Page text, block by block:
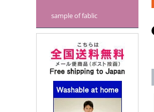
sample of fablic